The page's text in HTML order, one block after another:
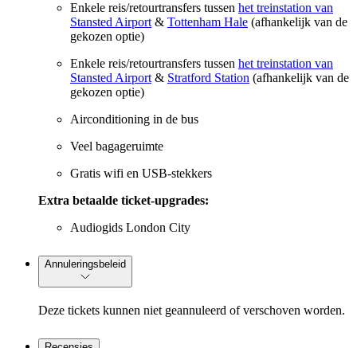
Enkele reis/retourtransfers tussen het treinstation van
Stansted Airport & Tottenham Hale (afhankelijk van de
gekozen optie)
Enkele reis/retourtransfers tussen het treinstation van
Stansted Airport & Stratford Station (afhankelijk van de
gekozen optie)
Airconditioning in de bus
Veel bagageruimte
Gratis wifi en USB-stekkers
Extra betaalde ticket-upgrades:
Audiogids London City
Annuleringsbeleid
Deze tickets kunnen niet geannuleerd of verschoven worden.